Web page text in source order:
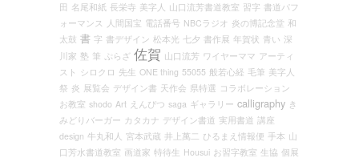
田 名尾和紙 長栄寺 美字人 山口流芳書道教室 習字 書道パフ
ォーマンス 人間国宝 電話番号 NBCラジオ 炎の博記念堂 和
太鼓 書 字 書デザイン 松本光 七夕 書作展 年賀状 青い 深
川家 塾 筆 ぷらざ 佐賀 山口流芳 ワイヤーママ アーティ
スト シロクロ 先生 ONE thing 55055 般若心経 毛筆 美字人
祭 炎 展覧会 デザイン書 天作会 県特選 コラボレーション
お教室 shodo Art えんぴつ saga ギャラリー calligraphy き
みどりバーガー カタカナ デザイン書道 実用書道 講座
design 牛丸和人 宮本武蔵 井上萬二 ひるまえ情報便 手本 山
口芳水書道教室 画道家 特待生 Housui お習字教室 生協 個展